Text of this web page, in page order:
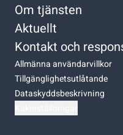
Om tjänsten
Aktuellt
Kontakt och
Allmänna användarvillkor
Tillgänglighetsutlåtande
Dataskyddsbeskrivning